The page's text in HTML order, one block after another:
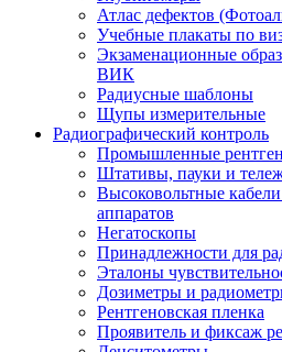
Атлас дефектов
Учебные плакаты по
Экзаменационные
ВИК
Радиусные шаблоны
Щупы измерительные
Радиографический контроль
Промышленные
Штативы, пауки и
Высоковольтные
аппаратов
Негатоскопы
Принадлежности для
Эталоны
Дозиметры и
Рентгеновская пленка
Проявитель и фиксаж